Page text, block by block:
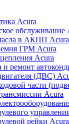
Acura
обслуживание
в АКПП Acura
ГРМ Acura
Acura
и ремонт
(ДВС)
части
Acura
рейки Acura